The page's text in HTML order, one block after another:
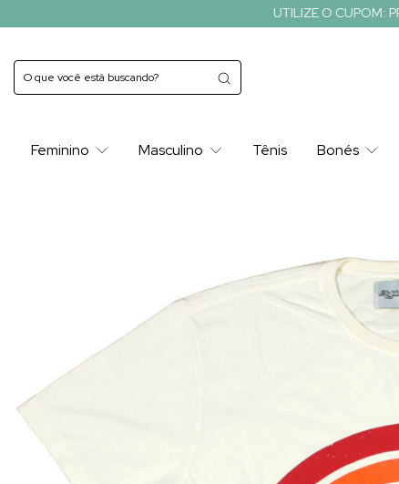
UTILIZE O CUPOM:
Feminino Masculino Tênis Bonés